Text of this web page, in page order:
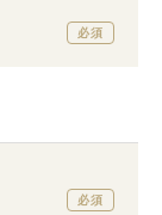
必須
必須